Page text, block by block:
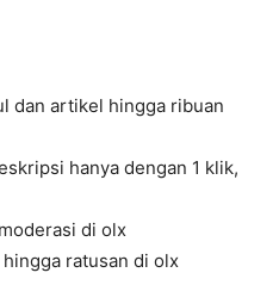
dan artikel hingga ribuan
hanya dengan 1 klik,
di olx
ratusan di olx